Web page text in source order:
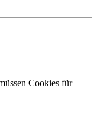
Cookies für